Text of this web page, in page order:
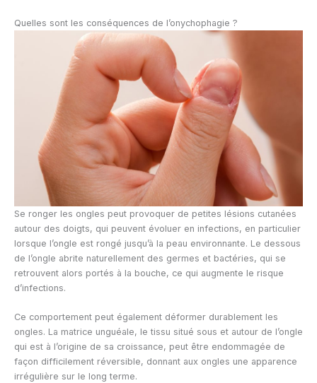
Quelles sont les conséquences de l’onychophagie ?
Se ronger les ongles peut provoquer de petites lésions cutanées
autour des doigts, qui peuvent évoluer en infections, en particulier
lorsque l’ongle est rongé jusqu’à la peau environnante. Le dessous
de l’ongle abrite naturellement des germes et bactéries, qui se
retrouvent alors portés à la bouche, ce qui augmente le risque
d’infections.
Ce comportement peut également déformer durablement les
ongles. La matrice unguéale, le tissu situé sous et autour de l’ongle
qui est à l’origine de sa croissance, peut être endommagée de
façon difficilement réversible, donnant aux ongles une apparence
irrégulière sur le long terme.